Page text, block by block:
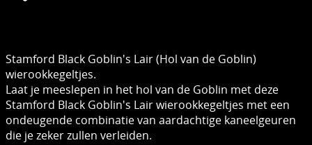
Stamford Black Goblin's Lair (Hol van de Goblin)
wierookkegeltjes.
Laat je meeslepen in het hol van de Goblin met deze
Stamford Black Goblin's Lair wierookkegeltjes met een
ondeugende combinatie van aardachtige kaneelgeuren
die je zeker zullen verleiden.